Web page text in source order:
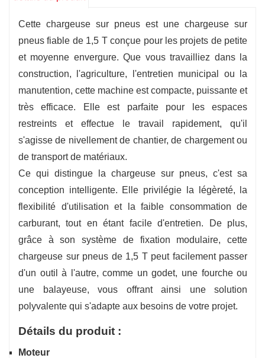
éléments et le temps sont courts, ce qui
améliore efficacement l'efficacité du travail.
Application de technologie innovante
Les pièces adoptent une pulvérisation
électrophorétique, qui peut efficacement
empêcher la corrosion et la rouille des pièces
métalliques dans un environnement difficile et
améliorer la durabilité globale et la durée de vie
du produit.
Cette chargeuse sur pneus est une chargeuse sur
pneus fiable de 1,5 T conçue pour les projets de petite
et moyenne envergure. Que vous travailliez dans la
construction, l'agriculture, l'entretien municipal ou la
manutention, cette machine est compacte, puissante et
très efficace. Elle est parfaite pour les espaces
restreints et effectue le travail rapidement, qu'il
s'agisse de nivellement de chantier, de chargement ou
de transport de matériaux.
Ce qui distingue la chargeuse sur pneus, c'est sa
conception intelligente. Elle privilégie la légèreté, la
flexibilité d'utilisation et la faible consommation de
carburant, tout en étant facile d'entretien. De plus,
grâce à son système de fixation modulaire, cette
chargeuse sur pneus de 1,5 T peut facilement passer
d'un outil à l'autre, comme un godet, une fourche ou
une balayeuse, vous offrant ainsi une solution
polyvalente qui s'adapte aux besoins de votre projet.
Détails du produit :
Moteur